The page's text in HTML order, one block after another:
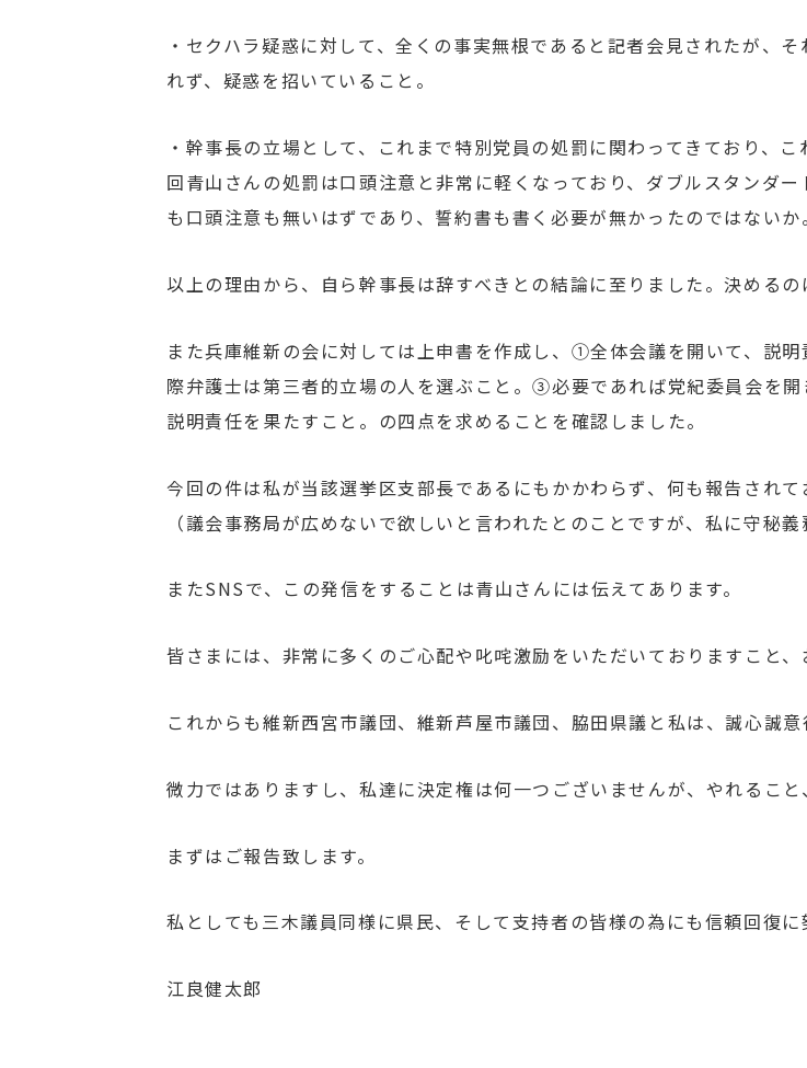
・セクハラ疑惑に対して、全くの事実無根であると記者会見されたが、
れず、疑惑を招いていること。
・幹事長の立場として、これまで特別党員の処罰に関わってきており、
回青山さんの処罰は口頭注意と非常に軽くなっており、ダブルスタンダ
も口頭注意も無いはずであり、誓約書も書く必要が無かったのではないか。
以上の理由から、自ら幹事長は辞すべきとの結論に至りました。決めるの
また兵庫維新の会に対しては上申書を作成し、①全体会議を開いて、説
際弁護士は第三者的立場の人を選ぶこと。③必要であれば党紀委員会を
説明責任を果たすこと。の四点を求めることを確認しました。
今回の件は私が当該選挙区支部長であるにもかかわらず、何も報告され
（議会事務局が広めないで欲しいと言われたとのことですが、私に守秘義
またSNSで、この発信をすることは青山さんには伝えてあります。
皆さまには、非常に多くのご心配や叱咤激励をいただいておりますこと、
これからも維新西宮市議団、維新芦屋市議団、脇田県議と私は、誠心誠意
微力ではありますし、私達に決定権は何一つございませんが、やれること
まずはご報告致します。
私としても三木議員同様に県民、そして支持者の皆様の為にも信頼回復に
江良健太郎